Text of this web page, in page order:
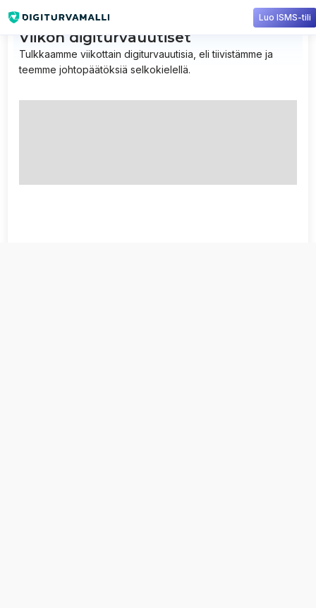
Viikon digiturvauutiset
Tulkkaamme viikottain digiturvauutisia, eli tiivistämme ja
teemme johtopäätöksiä selkokielellä.
Luo ISMS-tili